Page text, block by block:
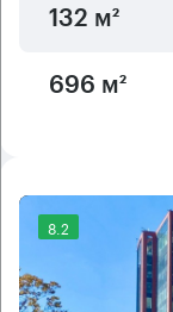
132 м²
696 м²
8.2